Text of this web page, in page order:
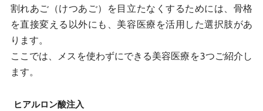
割れあご（けつあご）を目立たなくするためには、骨格
を直接変える以外にも、美容医療を活用した選択肢があ
ります。
ここでは、メスを使わずにできる美容医療を3つご紹介し
ます。
ヒアルロン酸注入